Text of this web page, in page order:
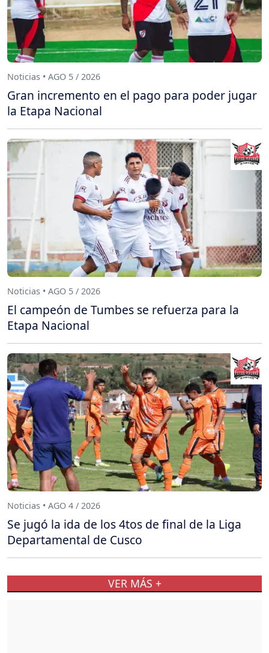
Noticias • AGO 5 / 2026
Gran incremento en el pago para poder jugar
la Etapa Nacional
Noticias • AGO 5 / 2026
El campeón de Tumbes se refuerza para la
Etapa Nacional
Noticias • AGO 4 / 2026
Se jugó la ida de los 4tos de final de la Liga
Departamental de Cusco
VER MÁS +